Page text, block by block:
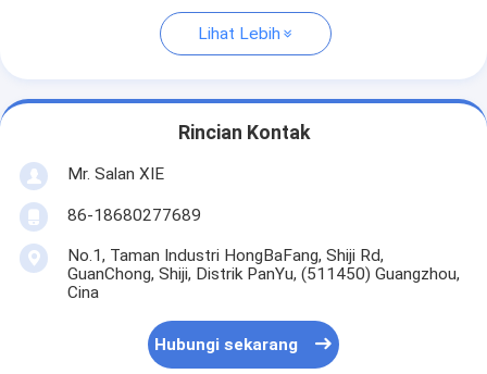
Lihat Lebih
Rincian Kontak
Mr. Salan XIE
86-18680277689
No.1, Taman Industri HongBaFang, Shiji Rd,
GuanChong, Shiji, Distrik PanYu, (511450) Guangzhou,
Cina
Hubungi sekarang